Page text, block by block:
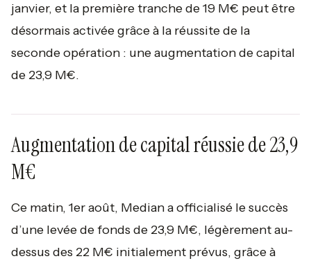
janvier, et la première tranche de 19 M€ peut être
désormais activée grâce à la réussite de la
seconde opération : une augmentation de capital
de 23,9 M€.
Augmentation de capital réussie de 23,9
M€
Ce matin, 1er août, Median a officialisé le succès
d’une levée de fonds de 23,9 M€, légèrement au-
dessus des 22 M€ initialement prévus, grâce à